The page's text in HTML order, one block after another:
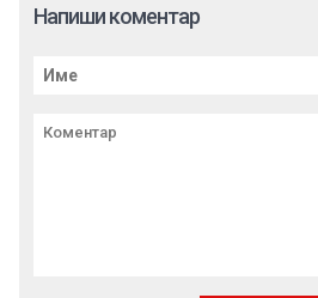
Напиши коментар